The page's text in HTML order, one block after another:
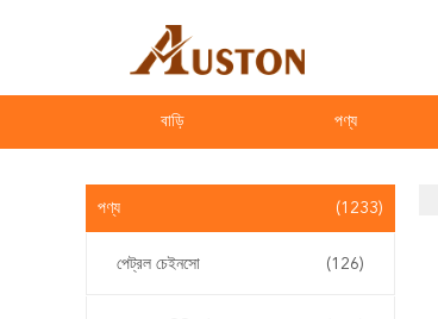
বাড়ি পণ্য
পণ্য (1233)
পেট্রল চেইনসো (126)